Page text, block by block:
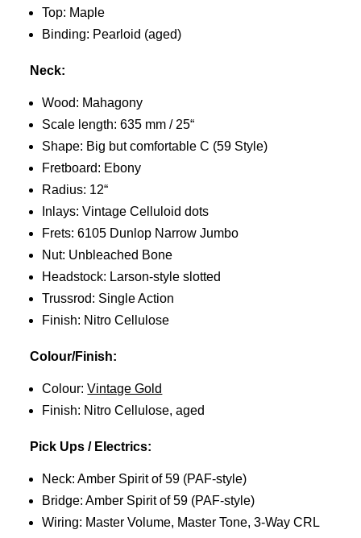
Top: Maple
Binding: Pearloid (aged)
Neck:
Wood: Mahagony
Scale length: 635 mm / 25“
Shape: Big but comfortable C (59 Style)
Fretboard: Ebony
Radius: 12“
Inlays: Vintage Celluloid dots
Frets: 6105 Dunlop Narrow Jumbo
Nut: Unbleached Bone
Headstock: Larson-style slotted
Trussrod: Single Action
Finish: Nitro Cellulose
Colour/Finish:
Colour:Vintage Gold
Finish: Nitro Cellulose, aged
Pick Ups / Electrics:
Neck: Amber Spirit of 59 (PAF-style)
Bridge: Amber Spirit of 59 (PAF-style)
Wiring: Master Volume, Master Tone, 3-Way CRL